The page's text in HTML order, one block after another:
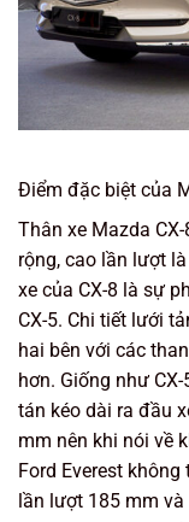
Điểm đặc biệt của
Thân xe Mazda
rộng, cao lần lượt
xe của CX-8 là sự
CX-5. Chi tiết lưới
hai bên với các
hơn. Giống như
tán kéo dài ra đầu
mm nên khi nói về
Ford Everest
lần lượt 185 mm